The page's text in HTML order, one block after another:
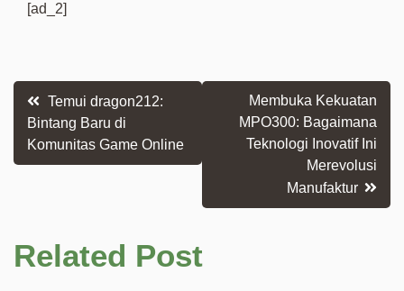
[ad_2]
Post
navigation
Temui dragon212:
Bintang Baru di
Komunitas Game Online
Membuka Kekuatan
MPO300: Bagaimana
Teknologi Inovatif Ini
Merevolusi
Manufaktur
Related Post